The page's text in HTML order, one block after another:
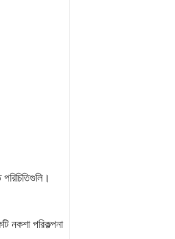
নকশা পরিকল্পনা